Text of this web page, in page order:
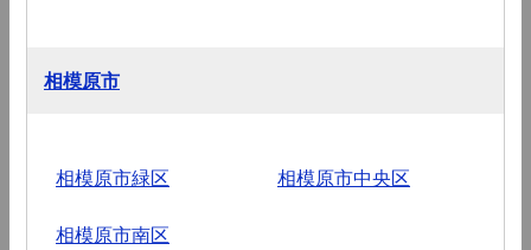
相模原市
相模原市緑区 相模原市中央区
相模原市南区